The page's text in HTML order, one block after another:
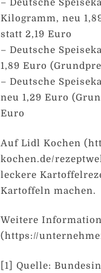
– Deutsche
Kilogramm, neu
statt 2,19 Euro
– Deutsche
1,89 Euro
– Deutsche
neu 1,29 Euro
Euro
Auf Lidl Kochen
kochen.de/
leckere
Kartoffeln machen.
Weitere
(https://
[1] Quelle: